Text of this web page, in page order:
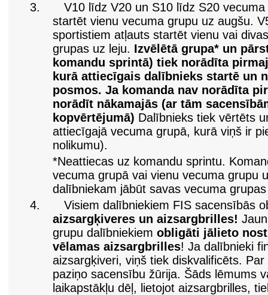
3.
V10 līdz V20 un S10 līdz S20
startēt vienu vecuma grupu uz augšu.
sportistiem atļauts startēt vienu vai
grupas uz leju. Izvēlētā grupa* un
komandu sprintā) tiek norādīta
kurā attiecīgais dalībnieks startē un
posmos. Ja komanda nav norādīta
norādīt nākamajās (ar tām
kopvērtējumā) Dalībnieks tiek vērtēts
attiecīgajā vecuma grupā, kurā viņš ir
nolikumu).
*Neattiecas uz komandu sprintu.
vecuma grupā vai vienu vecuma grupu
dalībniekam jābūt savas vecuma
4.
Visiem dalībniekiem FIS sacensībās
aizsargķiveres un aizsargbrilles!
grupu dalībniekiem obligāti jālieto
vēlamas aizsargbrilles! Ja dalībnieki
aizsargķiveri, viņš tiek diskvalificēts.
paziņo sacensību žūrija. Šāds lēmums
laikapstākļu dēļ, lietojot aizsargbrilles,